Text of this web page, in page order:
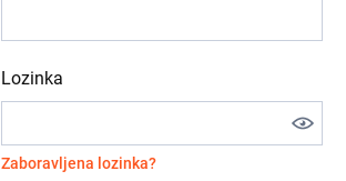
Lozinka
Zaboravljena lozinka?